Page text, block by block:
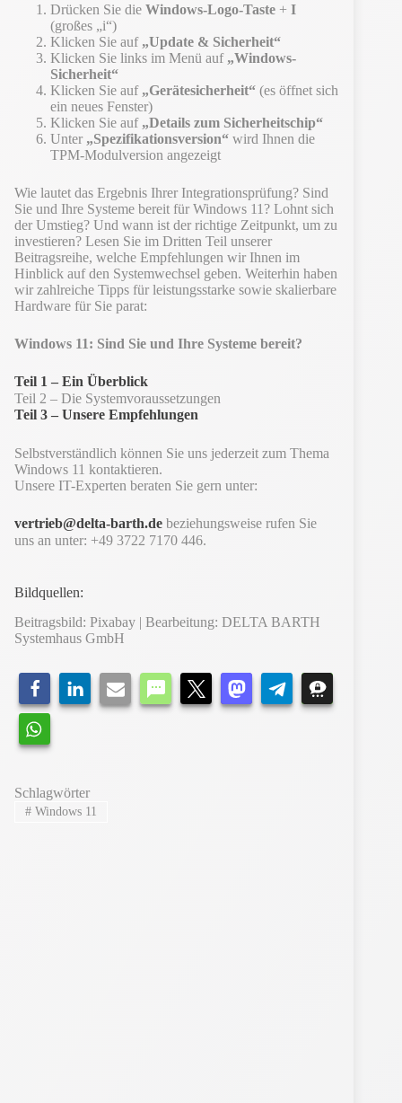
Drücken Sie die Windows-Logo-Taste + I
(großes „i“)
Klicken Sie auf „Update & Sicherheit“
Klicken Sie links im Menü auf „Windows-
Sicherheit“
Klicken Sie auf „Gerätesicherheit“ (es öffnet sich
ein neues Fenster)
Klicken Sie auf „Details zum Sicherheitschip“
Unter „Spezifikationsversion“ wird Ihnen die
TPM-Modulversion angezeigt
Wie lautet das Ergebnis Ihrer Integrationsprüfung? Sind
Sie und Ihre Systeme bereit für Windows 11? Lohnt sich
der Umstieg? Und wann ist der richtige Zeitpunkt, um zu
investieren? Lesen Sie im Dritten Teil unserer
Beitragsreihe, welche Empfehlungen wir Ihnen im
Hinblick auf den Systemwechsel geben. Weiterhin haben
wir zahlreiche Tipps für leistungsstarke sowie skalierbare
Hardware für Sie parat:
Windows 11: Sind Sie und Ihre Systeme bereit?
Teil 1 – Ein Überblick
Teil 2 – Die Systemvoraussetzungen
Teil 3 – Unsere Empfehlungen
Selbstverständlich können Sie uns jederzeit zum Thema
Windows 11 kontaktieren.
Unsere IT-Experten beraten Sie gern unter:
vertrieb@delta-barth.de beziehungsweise rufen Sie
uns an unter: +49 3722 7170 446.
Bildquellen:
Beitragsbild: Pixabay | Bearbeitung: DELTA BARTH
Systemhaus GmbH
Schlagwörter
#Windows 11